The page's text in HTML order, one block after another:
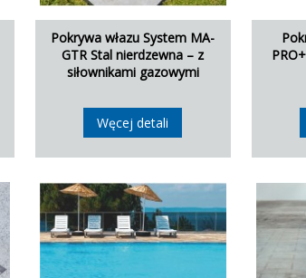
Pokrywa włazu System MA-
GTR Stal nierdzewna – z
siłownikami gazowymi
Węcej detali